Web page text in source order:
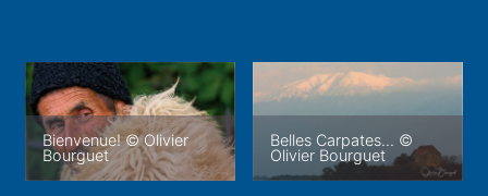
Bienvenue! © Olivier
Bourguet
Belles Carpates... ©
Olivier Bourguet